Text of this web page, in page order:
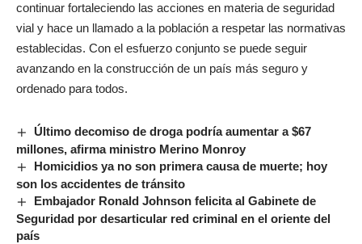
continuar fortaleciendo las acciones en materia de seguridad
vial y hace un llamado a la población a respetar las normativas
establecidas. Con el esfuerzo conjunto se puede seguir
avanzando en la construcción de un país más seguro y
ordenado para todos.
Último decomiso de droga podría aumentar a $67
millones, afirma ministro Merino Monroy
Homicidios ya no son primera causa de muerte; hoy
son los accidentes de tránsito
Embajador Ronald Johnson felicita al Gabinete de
Seguridad por desarticular red criminal en el oriente del
país